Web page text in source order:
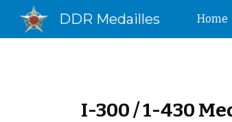
DDR Medailles Home
I-300 / 1-430